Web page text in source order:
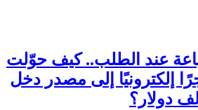
عند الطلب.. كيف حوّلت
إلكترونيًا إلى مصدر دخل